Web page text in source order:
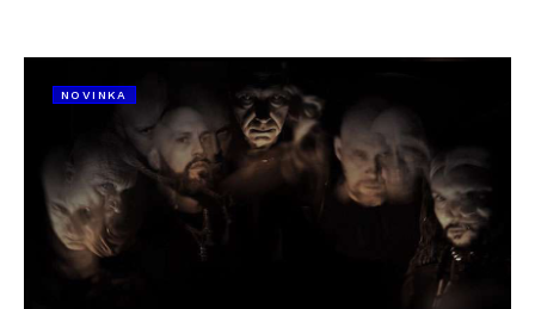
NOVINKA